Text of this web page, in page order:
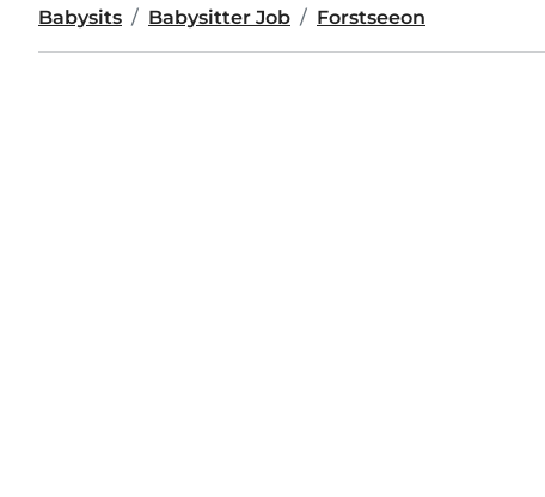
Babysits Babysitter Job Forstseeon